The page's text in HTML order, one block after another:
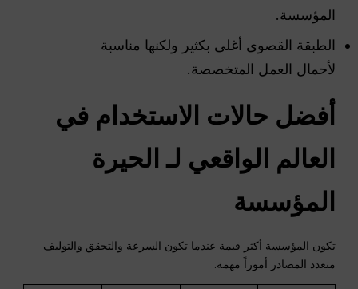
المؤسسة.
الطبقة القصوى أغلى بكثير ولكنها مناسبة
لأحمال العمل المتخصصة.
أفضل حالات الاستخدام في
العالم الواقعي لـ الحيرة
المؤسسة
تكون المؤسسة أكثر قيمة عندما تكون السرعة والتحقق والتوليف
متعدد المصادر أموراً مهمة.